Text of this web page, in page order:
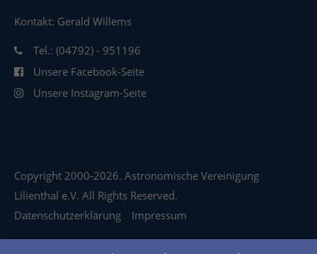
Kontakt: Gerald Willems
Tel.: (04792) - 951196
Unsere Facebook-Seite
Unsere Instagram-Seite
Copyright 2000-2026. Astronomische Vereinigung
Lilienthal e.V. All Rights Reserved.
Datenschutzerklärung
Impressum